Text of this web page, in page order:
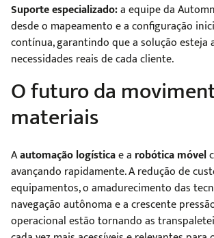
Suporte especializado:a equipe da
desde o mapeamento e a configuração
contínua, garantindo que a solução esteja
necessidades reais de cada cliente.
O futuro da
materiais
Aautomação logísticae a robótica móvel
avançando rapidamente. A redução de
equipamentos, o amadurecimento das
navegação autônoma e a crescente
operacional estão tornando as